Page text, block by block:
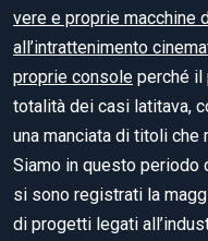
vere e proprie macchine
all’intrattenimento
proprie console perché il
totalità dei casi latitava,
una manciata di titoli che
Siamo in questo periodo
si sono registrati la
di progetti legati